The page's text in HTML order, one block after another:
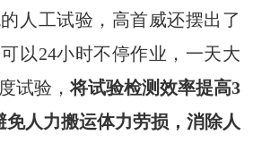
人工试验，高首威还摆出了
以24小时不停作业，一天大
试验，将试验检测效率提高3
人力搬运体力劳损，消除人